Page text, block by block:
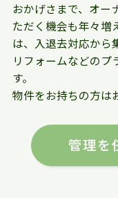
おかげさまで、オー
ただく機会も年々増
は、入退去対応から
リフォームなどのプ
す。
物件をお持ちの方は
管理を